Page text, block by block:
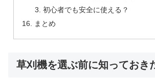
初心者でも安全に使える？
まとめ
草刈機を選ぶ前に知っておき